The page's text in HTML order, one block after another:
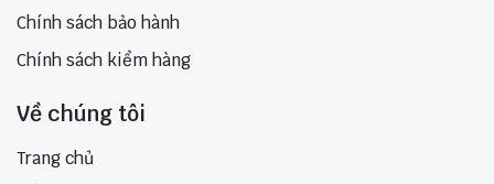
Chính sách bảo hành
Chính sách kiểm hàng
Về chúng tôi
Trang chủ